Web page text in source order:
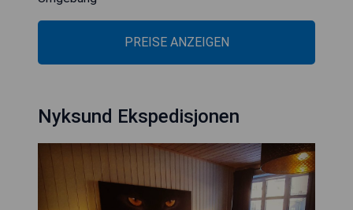
PREISE ANZEIGEN
Nyksund Ekspedisjonen